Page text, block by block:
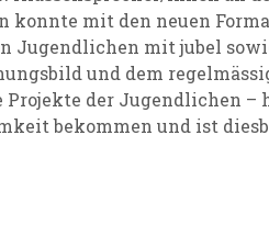
konnte mit den neuen
Jugendlichen mit jubel
und dem
Projekte der Jugendlichen –
bekommen und ist